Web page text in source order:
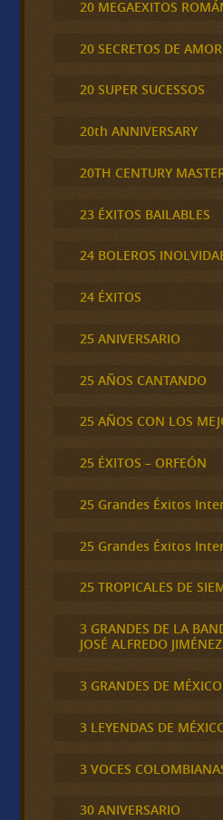
20 MEGAEXITOS
20 SECRETOS DE AMOR
20 SUPER SUCESSOS
20th ANNIVERSARY
20TH CENTURY
23 ÉXITOS BAILABLES
24 BOLEROS
24 ÉXITOS
25 ANIVERSARIO
25 AÑOS CANTANDO
25 AÑOS CON LOS
25 ÉXITOS – ORFEÓN
25 Grandes Éxitos
25 Grandes Éxitos
25 TROPICALES DE
3 GRANDES DE LA
JOSÉ ALFREDO JIMÉNEZ
3 GRANDES DE MÉXICO
3 LEYENDAS DE
3 VOCES
30 ANIVERSARIO